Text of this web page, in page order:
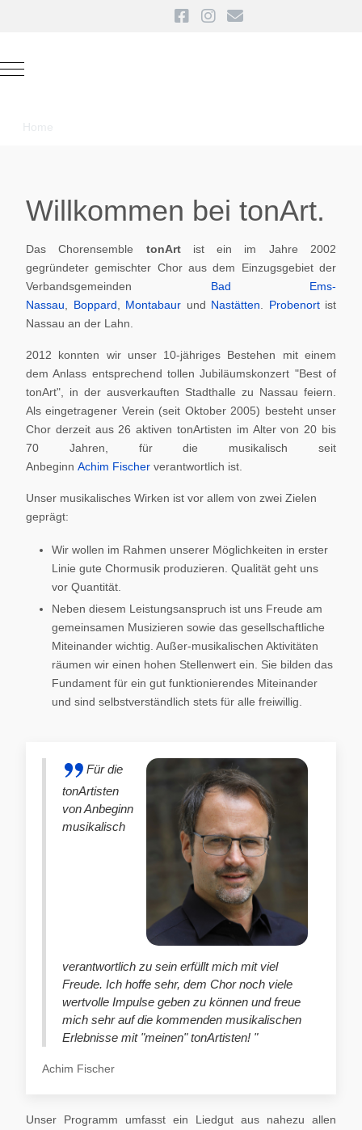
Mobile Menu Toggle
Home
Willkommen bei tonArt.
Das Chorensemble tonArt ist ein im Jahre 2002
gegründeter gemischter Chor aus dem Einzugsgebiet der
Verbandsgemeinden Bad Ems-
Nassau
Boppard Montabaur und Nastätten Probenortist
Nassau an der Lahn.
2012 konnten wir unser 10-jähriges Bestehen mit einem
dem Anlass entsprechend tollen Jubiläumskonzert "Best of
tonArt", in der ausverkauften Stadthalle zu Nassau feiern.
Als eingetragener Verein (seit Oktober 2005) besteht unser
Chor derzeit aus 26 aktiven tonArtisten im Alter von 20 bis
70 Jahren, für die musikalisch seit
Anbeginn Achim Fischer verantwortlich ist.
Unser musikalisches Wirken ist vor allem von zwei Zielen
geprägt:
Wir wollen im Rahmen unserer Möglichkeiten in erster
Linie gute Chormusik produzieren. Qualität geht uns
vor Quantität.
Neben diesem Leistungsanspruch ist uns Freude am
gemeinsamen Musizieren sowie das gesellschaftliche
Miteinander wichtig. Außer-musikalischen Aktivitäten
räumen wir einen hohen Stellenwert ein. Sie bilden das
Fundament für ein gut funktionierendes Miteinander
und sind selbstverständlich stets für alle freiwillig.
Für die
tonArtisten
von Anbeginn
musikalisch
verantwortlich zu sein erfüllt mich mit viel
Freude. Ich hoffe sehr, dem Chor noch viele
wertvolle Impulse geben zu können und freue
mich sehr auf die kommenden musikalischen
Erlebnisse mit "meinen" tonArtisten! "
Achim Fischer
Unser Programm umfasst ein Liedgut aus nahezu allen